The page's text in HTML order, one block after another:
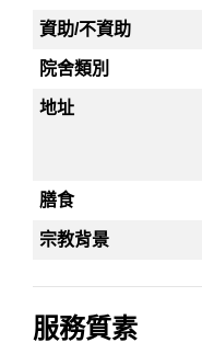
資助/不資助
院舍類別
地址
膳食
宗教背景
服務質素